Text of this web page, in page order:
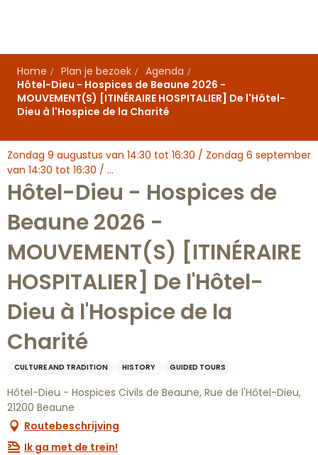
principal
Home
Plan je bezoek
Agenda
Hôtel-Dieu - Hospices de Beaune 2026 -
MOUVEMENT(S) [ITINÉRAIRE HOSPITALIER] De l'Hôtel-
Dieu à l'Hospice de la Charité
Zondag 9 augustus van 14:30 tot 16:30 / Zondag 6 september
van 14:30 tot 16:30 / ...
Hôtel-Dieu - Hospices de
Beaune 2026 -
MOUVEMENT(S) [ITINÉRAIRE
HOSPITALIER] De l'Hôtel-
Dieu à l'Hospice de la
Charité
CULTURE AND TRADITION HISTORY GUIDED TOURS
Hôtel-Dieu - Hospices Civils de Beaune, Rue de l'Hôtel-Dieu,
21200 Beaune
Routebeschrijving
Ik ga met de trein!